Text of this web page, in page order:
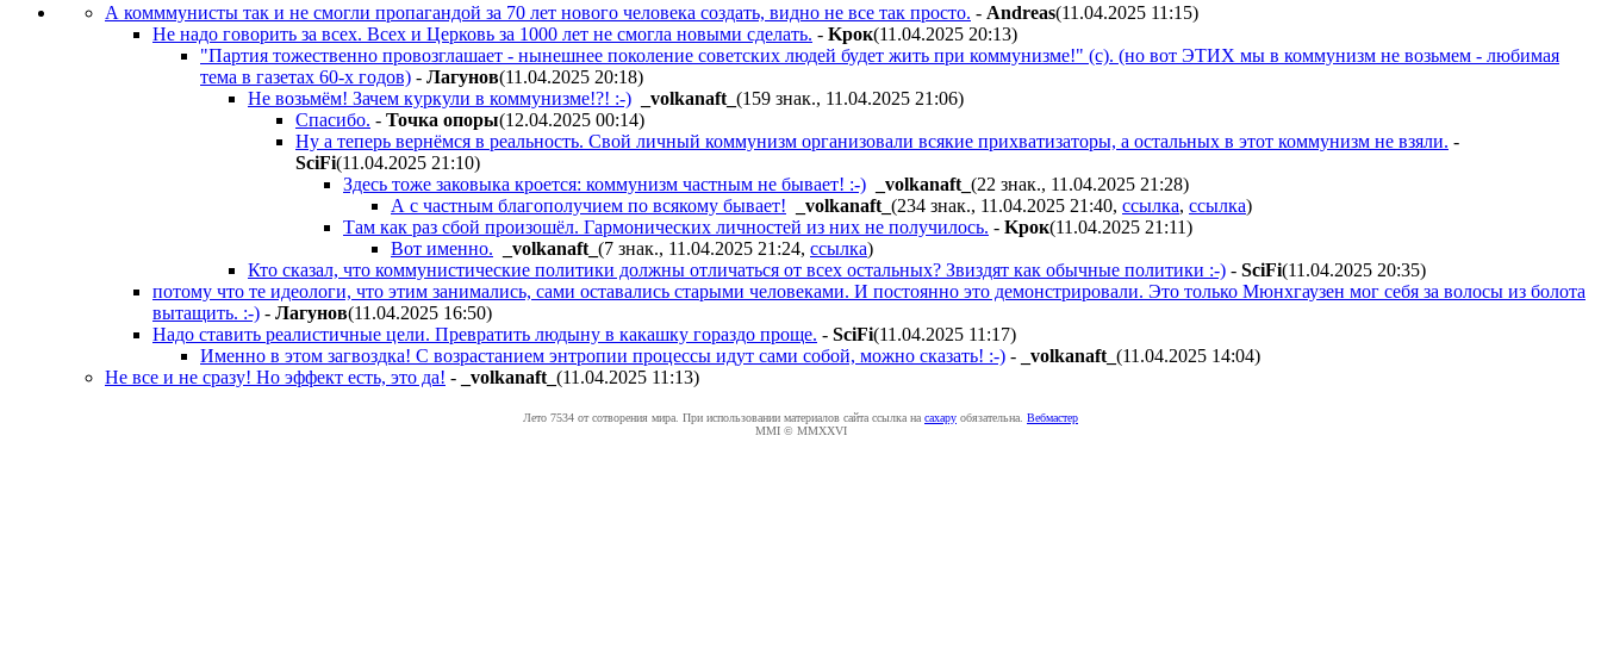
А комммунисты так и не смогли пропагандой за 70 лет нового человека создать, видно не все так просто. - Andreas(11.04.2025 11:15)
Не надо говорить за всех. Всех и Церковь за 1000 лет не смогла новыми сделать. - Kpoк(11.04.2025 20:13)
"Партия тожественно провозглашает - нынешнее поколение советских людей будет жить при коммунизме!" (с). (но вот ЭТИХ мы в коммунизм не возьмем - любимая
тема в газетах 60-х годов) - Лaгyнoв(11.04.2025 20:18)
Не возьмём! Зачем куркули в коммунизме!?! :-)
_volkanaft_ (159 знак., 11.04.2025 21:06)
Спасибо. - Toчкa oпopы(12.04.2025 00:14)
Ну а теперь вернёмся в реальность. Свой личный коммунизм организовали всякие прихватизаторы, а остальных в этот коммунизм не взяли. -
SciFi(11.04.2025 21:10)
Здесь тоже заковыка кроется: коммунизм частным не бывает! :-)
_volkanaft_ (22 знак., 11.04.2025 21:28)
А с частным благополучием по всякому бывает!
_volkanaft_ (234 знак., 11.04.2025 21:40, ссылка, ссылка)
Там как раз сбой произошёл. Гармонических личностей из них не получилось. - Kpoк(11.04.2025 21:11)
Вот именно.
_volkanaft_ (7 знак., 11.04.2025 21:24, ссылка)
Кто сказал, что коммунистические политики должны отличаться от всех остальных? Звиздят как обычные политики :-) - SciFi(11.04.2025 20:35)
потому что те идеологи, что этим занимались, сами оставались старыми человеками. И постоянно это демонстрировали. Это только Мюнхгаузен мог себя за волосы из болота
вытащить. :-) - Лaгyнoв(11.04.2025 16:50)
Надо ставить реалистичные цели. Превратить людыну в какашку гораздо проще. - SciFi(11.04.2025 11:17)
Именно в этом загвоздка! С возрастанием энтропии процессы идут сами собой, можно сказать! :-) - _volkanaft_ (11.04.2025 14:04)
Не все и не сразу! Но эффект есть, это да! - _volkanaft_ (11.04.2025 11:13)
Лето 7534 от сотворения мира. При использовании материалов сайта ссылка на caxapу обязательна. Вебмастер
MMI © MMXXVI